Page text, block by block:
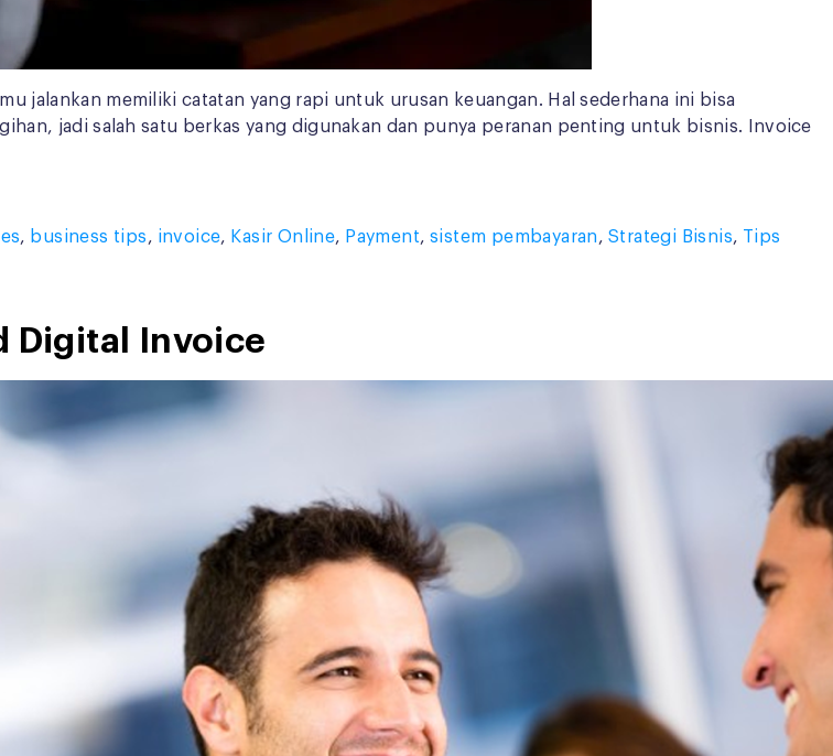
jalankan memiliki catatan yang rapi untuk urusan keuangan. Hal sederhana ini bisa
jadi salah satu berkas yang digunakan dan punya peranan penting untuk bisnis. Invoice
, business tips, invoice, Kasir Online, Payment,sistem pembayaran, Strategi Bisnis, Tips
Digital Invoice